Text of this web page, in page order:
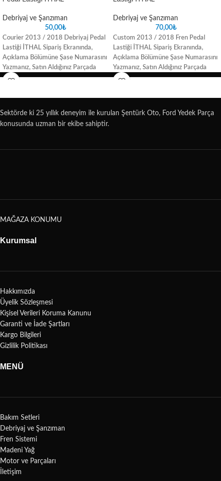
Debriyaj ve Şanzıman
50,00₺
Courier 2013 / 2018 Debriyaj Pedal
Lastiği İTHAL Sipariş Ekranında,
Açıklama Bölümüne Şase Numarasını
Yazmanız, Satın Aldığınız Parçada
oluşabilecek uyuşmazlık sorunlarını
Debriyaj ve Şanzıman
70,00₺
Custom 2013 / 2018 Fren Pedal
Lastiği İTHAL Sipariş Ekranında,
Açıklama Bölümüne Şase Numarasını
Yazmanız, Satın Aldığınız Parçada
oluşabilecek uyuşmazlık sorunlarını
Sektörde ki 25 yıllık deneyim ile kurulan Şentürk Oto, Ford Yedek Parça
konusunda uzman bir ekibe sahiptir.
MAĞAZA KONUMU
Kurumsal
Hakkımızda
Üyelik Sözleşmesi
Kişisel Verileri Koruma Kanunu
Garanti ve İade Şartları
Kargo Bilgileri
Gizlilik Politikası
MENÜ
Bakım Setleri
Debriyaj ve Şanzıman
Fren Sistemi
Madeni Yağ
Motor ve Parçaları
İletişim